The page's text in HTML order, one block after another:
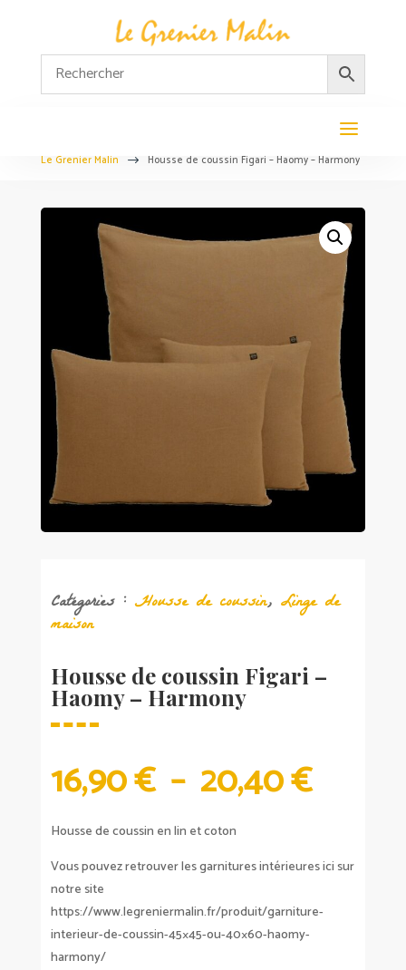
Le Grenier Malin $ Housse de coussin Figari – Haomy – Harmony
Catégories : Housse de coussin, Linge de
maison
Housse de coussin Figari –
Haomy – Harmony
16,90€ – 20,40€DE
16,90
À
Housse de coussin en lin et coton
Vous pouvez retrouver les garnitures intérieures ici sur
notre site
https://www.legreniermalin.fr/produit/garniture-
interieur-de-coussin-45×45-ou-40×60-haomy-
harmony/